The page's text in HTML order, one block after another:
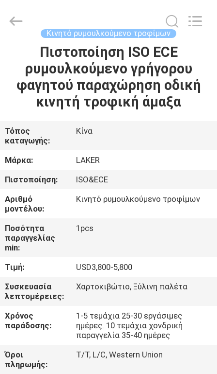
ΑΡΧΙΚΉ
ΣΕΛΊΔΑ
ΠΡΟΪΌΝΤΑ
ΣΧΕΤΙΚΆ
ΜΕ
ΕΜΆΣ
ΓΎΡΟΣ
ΕΡΓΟΣΤΑΣΊΩΝ
ΠΟΙΟΤΙΚΌΣ
ΈΛΕΓΧΟΣ
ΕΠΑΦΉ
ΝΈΑ
SITEMAP
CO.,LIMITED.
Κινητό ρυμουλκούμενο τροφίμων
Πιστοποίηση ISO ECE
ρυμουλκούμενο γρήγορου
φαγητού παραχώρηση οδική
κινητή τροφική άμαξα
Τόπος
καταγωγής:
Κίνα
Μάρκα:
LAKER
Πιστοποίηση:
ISO&ECE
Αριθμό
μοντέλου:
Κινητό ρυμουλκούμενο τροφίμων
Ποσότητα
παραγγελίας
min:
1pcs
Τιμή:
USD3,800-5,800
Συσκευασία
λεπτομέρειες:
Χαρτοκιβώτιο, Ξύλινη παλέτα
Χρόνος
παράδοσης:
1-5 τεμάχια 25-30 εργάσιμες
ημέρες. 10 τεμάχια χονδρική
παραγγελία 35-40 ημέρες
Όροι
πληρωμής:
T/T, L/C, Western Union